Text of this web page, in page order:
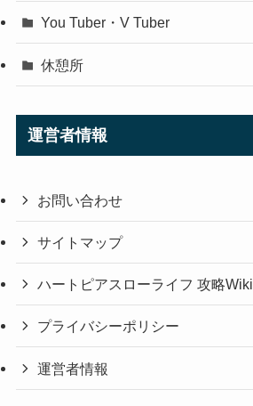
You Tuber・V Tuber
休憩所
運営者情報
お問い合わせ
サイトマップ
ハートピアスローライフ 攻略Wiki
プライバシーポリシー
運営者情報